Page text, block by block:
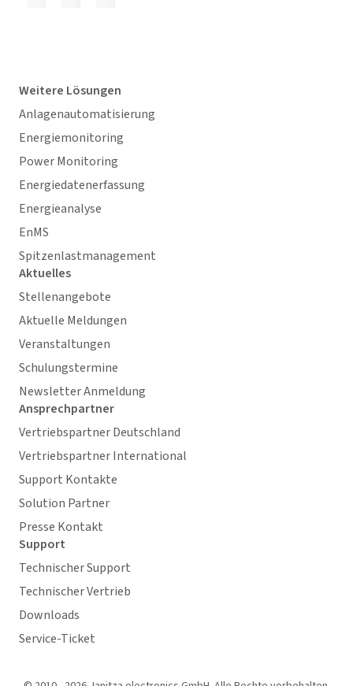
Weitere Lösungen
Anlagenautomatisierung
Energiemonitoring
Power Monitoring
Energiedatenerfassung
Energieanalyse
EnMS
Spitzenlastmanagement
Aktuelles
Stellenangebote
Aktuelle Meldungen
Veranstaltungen
Schulungstermine
Newsletter Anmeldung
Ansprechpartner
Vertriebspartner Deutschland
Vertriebspartner International
Support Kontakte
Solution Partner
Presse Kontakt
Support
Technischer Support
Technischer Vertrieb
Downloads
Service-Ticket